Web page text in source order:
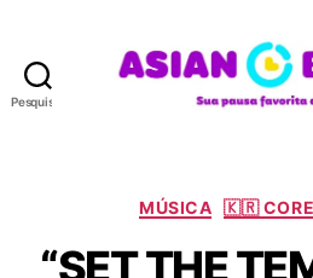
Pesquisar
A
B
C
t
MÚSICA 🇰🇷